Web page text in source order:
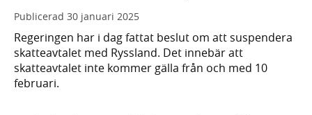
Publicerad 30 januari 2025
Regeringen har i dag fattat beslut om att suspendera
skatteavtalet med Ryssland. Det innebär att
skatteavtalet inte kommer gälla från och med 10
februari.